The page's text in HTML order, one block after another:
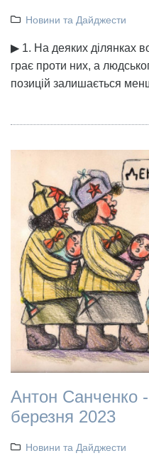
Новини та Дайджести
▶ 1. На деяких ділянках
грає проти них, а
позицій залишається
Антон Санченко
березня 2023
Новини та Дайджести